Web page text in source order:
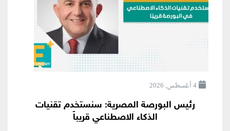
4 أغسطس, 2026
رئيس البورصة المصرية: سنستخدم تقنيات
الذكاء الاصطناعي قريباً